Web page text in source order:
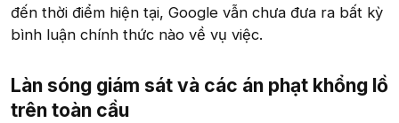
đến thời điểm hiện tại, Google vẫn chưa đưa ra bất kỳ
bình luận chính thức nào về vụ việc.
Làn sóng giám sát và các án phạt khổng lồ
trên toàn cầu​